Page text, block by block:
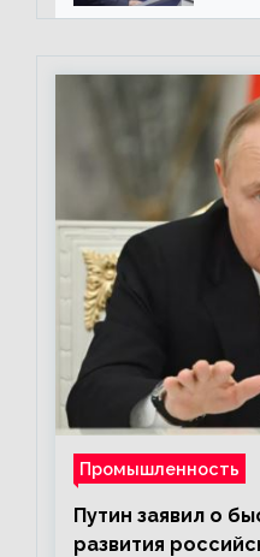
Промышленность
Путин заявил о
развития